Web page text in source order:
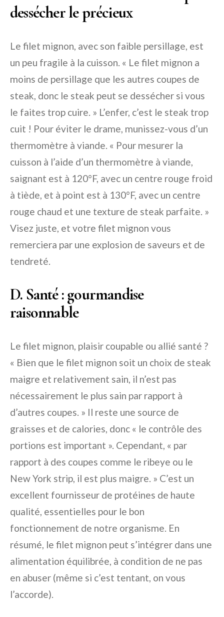
dessécher le précieux
Le filet mignon, avec son faible persillage, est
un peu fragile à la cuisson. « Le filet mignon a
moins de persillage que les autres coupes de
steak, donc le steak peut se dessécher si vous
le faites trop cuire. » L’enfer, c’est le steak trop
cuit ! Pour éviter le drame, munissez-vous d’un
thermomètre à viande. « Pour mesurer la
cuisson à l’aide d’un thermomètre à viande,
saignant est à 120°F, avec un centre rouge froid
à tiède, et à point est à 130°F, avec un centre
rouge chaud et une texture de steak parfaite. »
Visez juste, et votre filet mignon vous
remerciera par une explosion de saveurs et de
tendreté.
D. Santé : gourmandise
raisonnable
Le filet mignon, plaisir coupable ou allié santé ?
« Bien que le filet mignon soit un choix de steak
maigre et relativement sain, il n’est pas
nécessairement le plus sain par rapport à
d’autres coupes. » Il reste une source de
graisses et de calories, donc « le contrôle des
portions est important ». Cependant, « par
rapport à des coupes comme le ribeye ou le
New York strip, il est plus maigre. » C’est un
excellent fournisseur de protéines de haute
qualité, essentielles pour le bon
fonctionnement de notre organisme. En
résumé, le filet mignon peut s’intégrer dans une
alimentation équilibrée, à condition de ne pas
en abuser (même si c’est tentant, on vous
l’accorde).